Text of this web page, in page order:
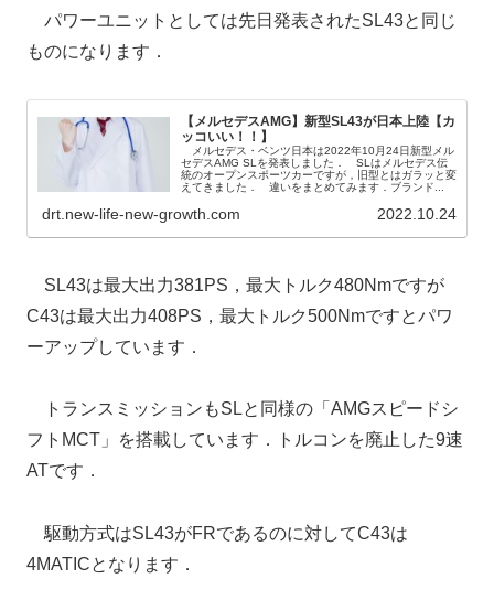
パワーユニットとしては先日発表されたSL43と同じ
ものになります．
【メルセデスAMG】新型SL43が日本上陸【カ
ッコいい！！】
メルセデス・ベンツ日本は2022年10月24日新型メル
セデスAMG SLを発表しました． SLはメルセデス伝
統のオープンスポーツカーですが，旧型とはガラッと変
えてきました． 違いをまとめてみます．ブランド...
drt.new-life-new-growth.com 2022.10.24
SL43は最大出力381PS，最大トルク480Nmですが
C43は最大出力408PS，最大トルク500Nmですとパワ
ーアップしています．
トランスミッションもSLと同様の「AMGスピードシ
フトMCT」を搭載しています．トルコンを廃止した9速
ATです．
駆動方式はSL43がFRであるのに対してC43は
4MATICとなります．